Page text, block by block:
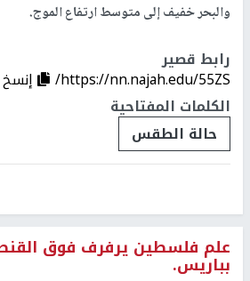
والبحر خفيف إلى متوسط ارتفاع الموج.
رابط قصير
https://nn.najah.edu/55ZS/
إنسخ
الكلمات المفتاحية
حالة الطقس
علم فلسطين يرفرف فوق
بباريس.